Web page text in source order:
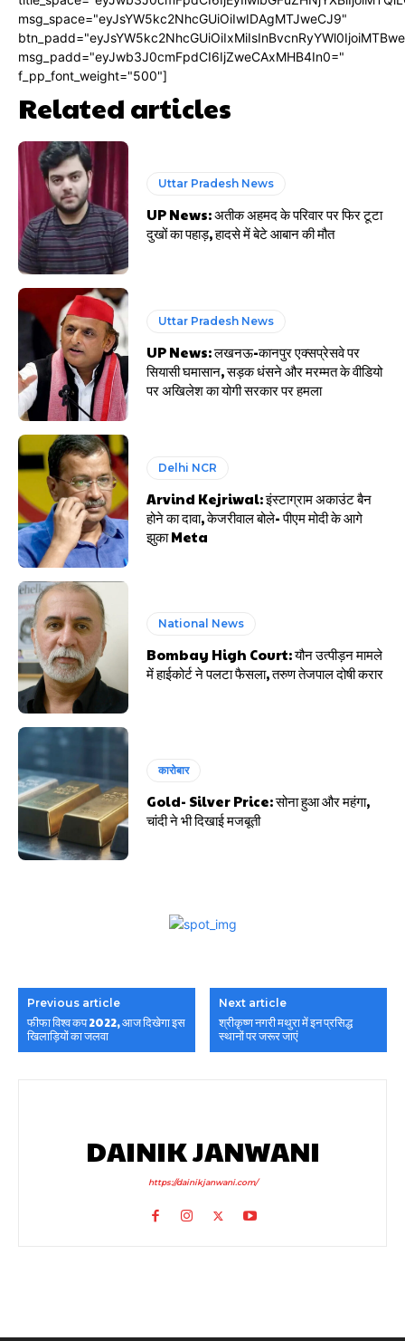
msg_space="eyJsYW5kc2NhcGUiOiIwIDAgMTJweCJ9"
msg_padd="eyJwb3J0cmFpdCI6IjZweCAxMHB4In0="
f_pp_font_weight="500"]
Related articles
Uttar Pradesh News
UP News: अतीक अहमद के परिवार पर फिर टूटा
दुखों का पहाड़, हादसे में बेटे आबान की मौत
Uttar Pradesh News
UP News: लखनऊ-कानपुर एक्सप्रेसवे पर
सियासी घमासान, सड़क धंसने और मरम्मत के वीडियो
पर अखिलेश का योगी सरकार पर हमला
Delhi NCR
Arvind Kejriwal: इंस्टाग्राम अकाउंट बैन
होने का दावा, केजरीवाल बोले- पीएम मोदी के आगे
झुका Meta
National News
Bombay High Court: यौन उत्पीड़न मामले
में हाईकोर्ट ने पलटा फैसला, तरुण तेजपाल दोषी करार
कारोबार
Gold- Silver Price: सोना हुआ और महंगा,
चांदी ने भी दिखाई मजबूती
Previous article
फीफा विश्व कप 2022, आज दिखेगा इस
खिलाड़ियों का जलवा
Next article
श्रीकृष्ण नगरी मथुरा में इन प्रसिद्ध
स्थानों पर जरूर जाएं
DAINIK JANWANI
https://dainikjanwani.com/